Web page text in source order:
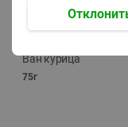
руб./шт
Корм влаж. для
Ван курица
75г